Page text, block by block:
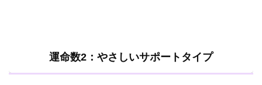
運命数2：やさしいサポートタイプ